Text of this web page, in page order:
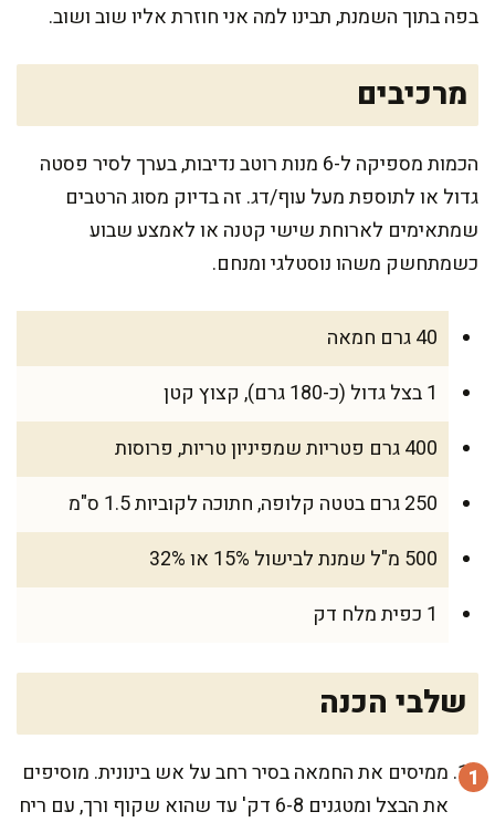
בפה בתוך השמנת, תבינו למה אני חוזרת אליו שוב ושוב.
מרכיבים
הכמות מספיקה ל-6 מנות רוטב נדיבות, בערך לסיר פסטה
גדול או לתוספת מעל עוף/דג. זה בדיוק מסוג הרטבים
שמתאימים לארוחת שישי קטנה או לאמצע שבוע
כשמתחשק משהו נוסטלגי ומנחם.
40 גרם חמאה
1 בצל גדול (כ-180 גרם), קצוץ קטן
400 גרם פטריות שמפיניון טריות, פרוסות
250 גרם בטטה קלופה, חתוכה לקוביות 1.5 ס"מ
500 מ"ל שמנת לבישול 15% או 32%
1 כפית מלח דק
שלבי הכנה
ממיסים את החמאה בסיר רחב על אש בינונית. מוסיפים
את הבצל ומטגנים 6-8 דק' עד שהוא שקוף ורך, עם ריח